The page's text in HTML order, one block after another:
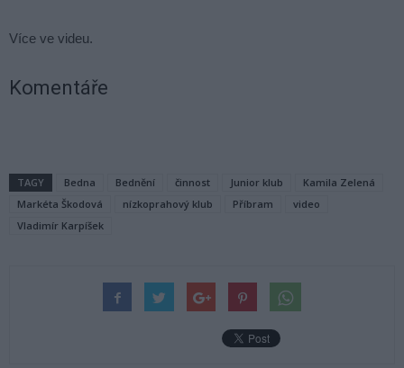
Více ve videu.
Komentáře
TAGY Bedna Bednění činnost Junior klub
Kamila Zelená
Markéta Škodová
nízkoprahový klub Příbram
video
Vladimír Karpíšek